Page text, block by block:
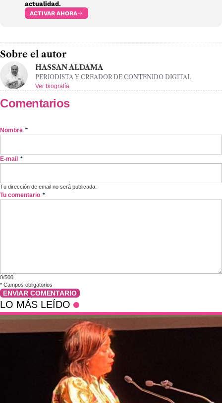
actualidad.
ACTIVAR AHORA
Sobre el autor
HASSAN ALDAMA
PERIODISTA Y CREADOR DE CONTENIDO DIGITAL
Ver biografía
Comentarios
Nombre *
E-mail *
Tu dirección de email no será publicada.
Tu comentario *
0/500
* Campos obligatorios
ENVIAR COMENTARIO
LO MÁS LEÍDO